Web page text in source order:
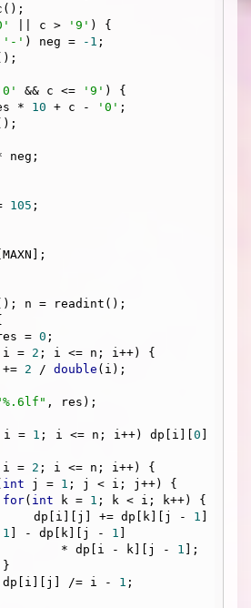
|| c > '9' ) {
'-' ) neg = -1 ;
&& c <= '9' ) {
res *
10 + c - '0' ;
neg;
105 ;
= 0 ;
i = 2 ; i <= n; i++) {
res +=
2 / double (i);
, res);
i = 1 ; i <= n; i++) dp[i][0 ]
i = 2 ; i <= n; i++) {
int j = 1 ; j < i; j++) {
for( int k = 1 ; k < i; k++) {
                    dp[i][j] += dp[k][j -
1 ]
1 ] - dp[k][j - 1 ]
                        * dp[i - k][j -
1 ];
                dp[i][j] /= i -
1 ;